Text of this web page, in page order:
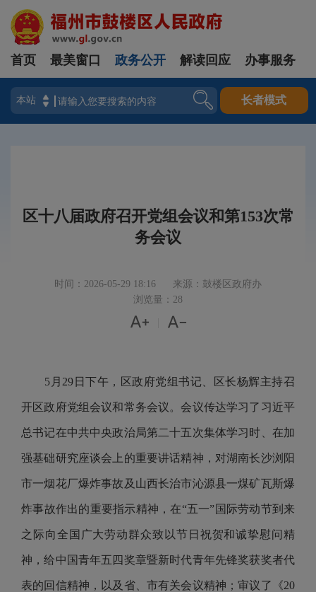
登录
首页 最美窗口 政务公开 解读回应 办事服务
长者模式
区十八届政府召开党组会议和第153次常
务会议
时间：2026-05-29 18:16
来源：鼓楼区政府办
浏览量：28
 
5月29日下午，区政府党组书记、区长杨辉主持召
开区政府党组会议和常务会议。会议传达学习了习近平
总书记在中共中央政治局第二十五次集体学习时、在加
强基础研究座谈会上的重要讲话精神，对湖南长沙浏阳
市一烟花厂爆炸事故及山西长治市沁源县一煤矿瓦斯爆
炸事故作出的重要指示精神，在“五一”国际劳动节到来
之际向全国广大劳动群众致以节日祝贺和诚挚慰问精
神，给中国青年五四奖章暨新时代青年先锋奖获奖者代
表的回信精神，以及省、市有关会议精神；审议了《20